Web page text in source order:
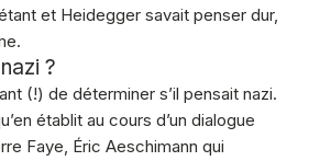
et Heidegger savait penser dur,
?
(!) de déterminer s’il pensait nazi.
établit au cours d’un dialogue
Faye, Éric Aeschimann qui